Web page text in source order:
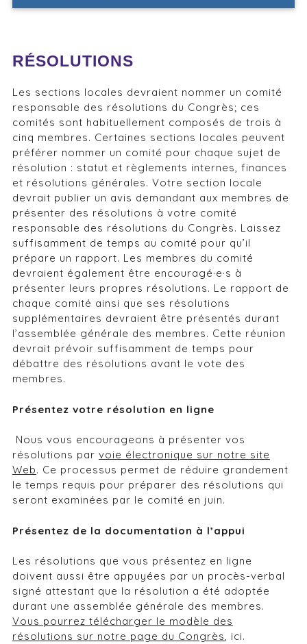
RÉSOLUTIONS
Les sections locales devraient nommer un comité
responsable des résolutions du Congrès; ces
comités sont habituellement composés de trois à
cinq membres. Certaines sections locales peuvent
préférer nommer un comité pour chaque sujet de
résolution : statut et règlements internes, finances
et résolutions générales. Votre section locale
devrait publier un avis demandant aux membres de
présenter des résolutions à votre comité
responsable des résolutions du Congrès. Laissez
suffisamment de temps au comité pour qu’il
prépare un rapport. Les membres du comité
devraient également être encouragé·e·s à
présenter leurs propres résolutions. Le rapport de
chaque comité ainsi que ses résolutions
supplémentaires devraient être présentés durant
l’assemblée générale des membres. Cette réunion
devrait prévoir suffisamment de temps pour
débattre des résolutions avant le vote des
membres.
Présentez votre résolution en ligne
Nous vous encourageons à présenter vos
résolutions par voie électronique sur notre site
Web. Ce processus permet de réduire grandement
le temps requis pour préparer des résolutions qui
seront examinées par le comité en juin.
Présentez de la documentation à l’appui
Les résolutions que vous présentez en ligne
doivent aussi être appuyées par un procès-verbal
signé attestant que la résolution a été adoptée
durant une assemblée générale des membres.
Vous pourrez télécharger le modèle des
résolutions sur notre page du Congrès, ici.